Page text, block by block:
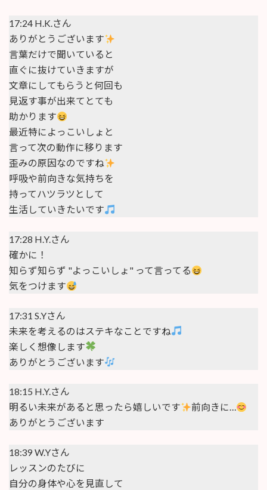
17:24 H.K.さん
ありがとうございます
言葉だけで聞いていると
直ぐに抜けていきますが
文章にしてもらうと何回も
見返す事が出来てとても
助かります
最近特によっこいしょと
言って次の動作に移ります
歪みの原因なのですね
呼吸や前向きな気持ちを
持ってハツラツとして
生活していきたいです
17:28 H.Y.さん
確かに！
知らず知らず "よっこいしょ" って言ってる
気をつけます
17:31 S.Yさん
未来を考えるのはステキなことですね
楽しく想像します
ありがとうございます
18:15 H.Y.さん
明るい未来があると思ったら嬉しいです
前向きに…
ありがとうございます
18:39 W.Yさん
レッスンのたびに
自分の身体や心を見直して